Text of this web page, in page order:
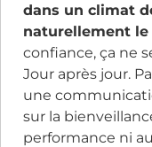
dans un climat
naturellement le
confiance, ça ne
Jour après jour.
une
sur la
performance ni